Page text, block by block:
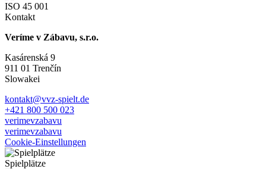
ISO 45 001
Kontakt
Veríme v Zábavu, s.r.o.
Kasárenská 9
911 01 Trenčín
Slowakei
kontakt@vvz-spielt.de
+421 800 500 023
verimevzabavu
verimevzabavu
Cookie-Einstellungen
Spielplätze